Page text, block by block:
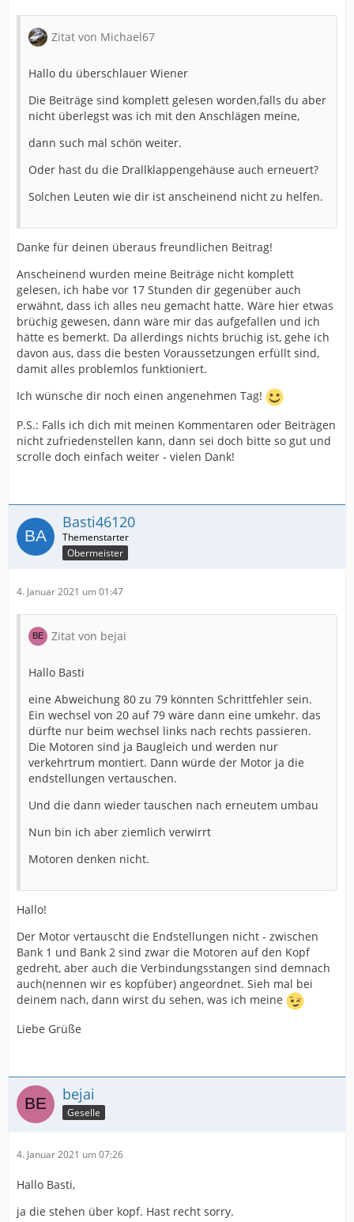
Zitat von Michael67
Hallo du überschlauer Wiener
Die Beiträge sind komplett gelesen worden,falls du aber
nicht überlegst was ich mit den Anschlägen meine,
dann such mal schön weiter.
Oder hast du die Drallklappengehäuse auch erneuert?
Solchen Leuten wie dir ist anscheinend nicht zu helfen.
Danke für deinen überaus freundlichen Beitrag!
Anscheinend wurden meine Beiträge nicht komplett
gelesen, ich habe vor 17 Stunden dir gegenüber auch
erwähnt, dass ich alles neu gemacht hatte. Wäre hier etwas
brüchig gewesen, dann wäre mir das aufgefallen und ich
hätte es bemerkt. Da allerdings nichts brüchig ist, gehe ich
davon aus, dass die besten Voraussetzungen erfüllt sind,
damit alles problemlos funktioniert.
Ich wünsche dir noch einen angenehmen Tag!
P.S.: Falls ich dich mit meinen Kommentaren oder Beiträgen
nicht zufriedenstellen kann, dann sei doch bitte so gut und
scrolle doch einfach weiter - vielen Dank!
Basti46120
Obermeister
4. Januar 2021 um 01:47
Zitat von bejai
Hallo Basti
eine Abweichung 80 zu 79 könnten Schrittfehler sein.
Ein wechsel von 20 auf 79 wäre dann eine umkehr. das
dürfte nur beim wechsel links nach rechts passieren.
Die Motoren sind ja Baugleich und werden nur
verkehrtrum montiert. Dann würde der Motor ja die
endstellungen vertauschen.
Und die dann wieder tauschen nach erneutem umbau
Nun bin ich aber ziemlich verwirrt
Motoren denken nicht.
Hallo!
Der Motor vertauscht die Endstellungen nicht - zwischen
Bank 1 und Bank 2 sind zwar die Motoren auf den Kopf
gedreht, aber auch die Verbindungsstangen sind demnach
auch(nennen wir es kopfüber) angeordnet. Sieh mal bei
deinem nach, dann wirst du sehen, was ich meine
Liebe Grüße
bejai
Geselle
4. Januar 2021 um 07:26
Hallo Basti,
ja die stehen über kopf. Hast recht sorry.